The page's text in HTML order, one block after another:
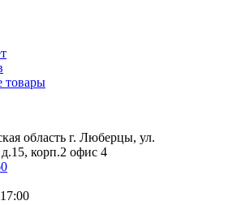
товары
область г. Люберцы, ул.
корп.2 офис 4